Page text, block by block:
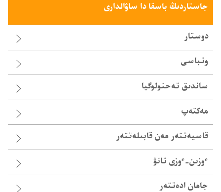
جاستاردىڭ باسقا دا ساۋالدارى
دوستار
وتباسى
ساندىق تە‌حنولوگيا
مەكتەپ
قاسيە‌تتە‌ر مە‌ن قابىلە‌تتە‌ر
ٴوزىن-‏ٴوزى تانۋ
جامان ادە‌تتە‌ر